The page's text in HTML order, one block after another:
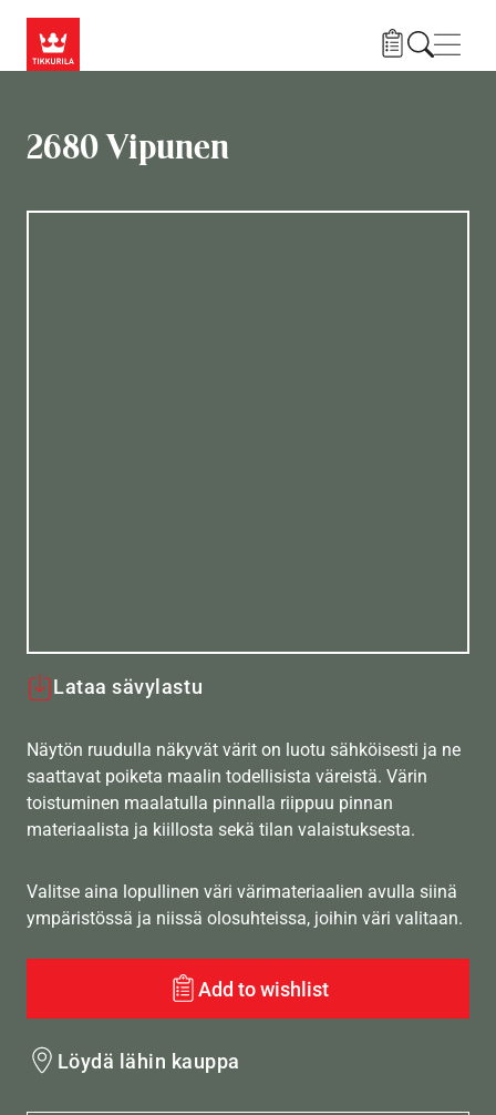
2680 Vipunen
Lataa sävylastu
Näytön ruudulla näkyvät värit on luotu sähköisesti ja ne
saattavat poiketa maalin todellisista väreistä. Värin
toistuminen maalatulla pinnalla riippuu pinnan
materiaalista ja kiillosta sekä tilan valaistuksesta.
Valitse aina lopullinen väri värimateriaalien avulla siinä
ympäristössä ja niissä olosuhteissa, joihin väri valitaan.
Add to wishlist
Löydä lähin kauppa